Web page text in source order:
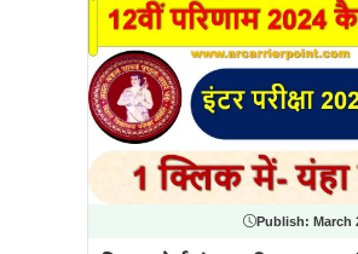
Publish: March